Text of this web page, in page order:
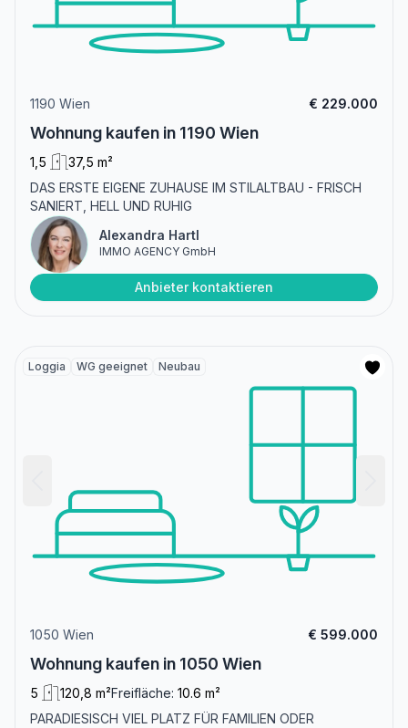
1190 Wien € 229.000
Wohnung kaufen in 1190 Wien
1,5
37,5 m²
DAS ERSTE EIGENE ZUHAUSE IM STILALTBAU - FRISCH
SANIERT, HELL UND RUHIG
Alexandra Hartl
IMMO AGENCY GmbH
Anbieter kontaktieren
Loggia WG geeignet Neubau
1050 Wien € 599.000
Wohnung kaufen in 1050 Wien
5 120,8 m²Freifläche: 10.6 m²
PARADIESISCH VIEL PLATZ FÜR FAMILIEN ODER